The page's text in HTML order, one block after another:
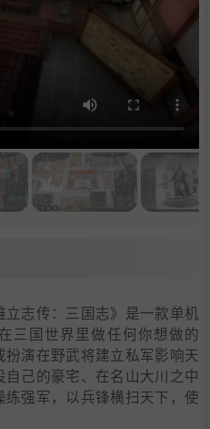
志传：三国志》是一款单机
三国世界里做任何你想做的
演在野武将建立私军影响天
己的豪宅、在名山大川之中
强军，以兵锋横扫天下，使